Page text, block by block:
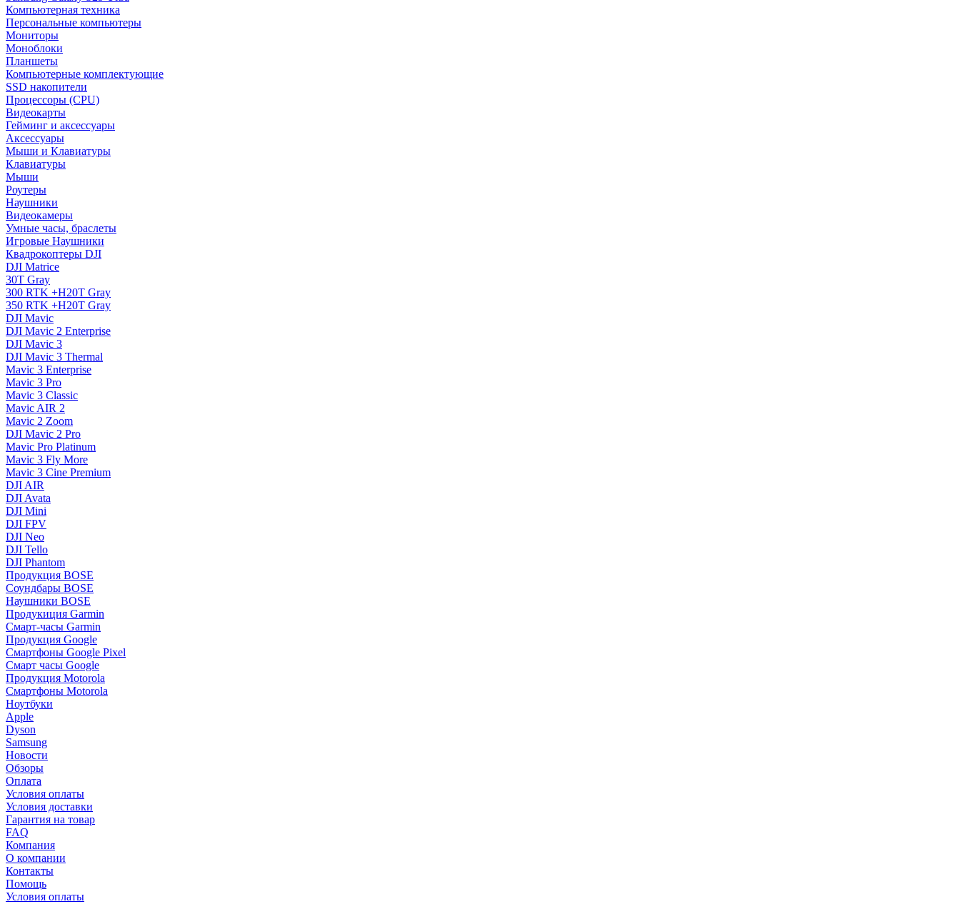
Компьютерная техника
Персональные компьютеры
Мониторы
Моноблоки
Планшеты
Компьютерные комплектующие
SSD накопители
Процессоры (CPU)
Видеокарты
Гейминг и аксессуары
Аксессуары
Мыши и Клавиатуры
Клавиатуры
Мыши
Роутеры
Наушники
Видеокамеры
Умные часы, браслеты
Игровые Наушники
Квадрокоптеры DJI
DJI Matrice
30T Gray
300 RTK +H20T Gray
350 RTK +H20T Gray
DJI Mavic
DJI Mavic 2 Enterprise
DJI Mavic 3
DJI Mavic 3 Thermal
Mavic 3 Enterprise
Mavic 3 Pro
Mavic 3 Сlassic
Mavic AIR 2
Mavic 2 Zoom
DJI Mavic 2 Pro
Mavic Pro Platinum
Mavic 3 Fly More
Mavic 3 Cine Premium
DJI AIR
DJI Avata
DJI Mini
DJI FPV
DJI Neo
DJI Tello
DJI Phantom
Продукция BOSE
Соундбары BOSE
Наушники BOSE
Продукиция Garmin
Смарт-часы Garmin
Продукция Google
Смартфоны Google Pixel
Смарт часы Google
Продукция Motorola
Смартфоны Motorola
Ноутбуки
Apple
Dyson
Samsung
Новости
Обзоры
Оплата
Условия оплаты
Условия доставки
Гарантия на товар
FAQ
Компания
О компании
Контакты
Помощь
Условия оплаты